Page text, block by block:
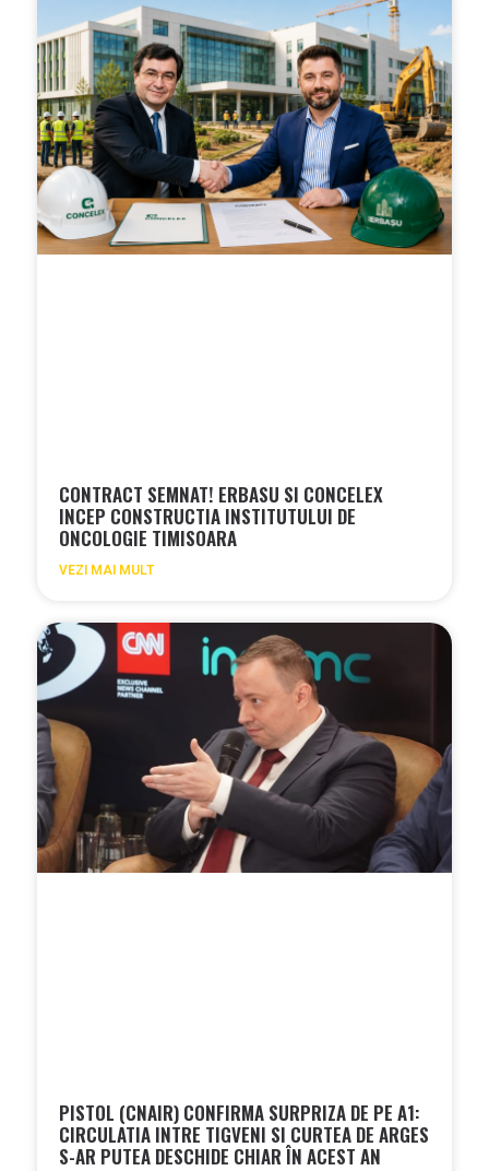
CONTRACT SEMNAT! ERBASU SI CONCELEX
INCEP CONSTRUCTIA INSTITUTULUI DE
ONCOLOGIE TIMISOARA
VEZI MAI MULT
PISTOL (CNAIR) CONFIRMA SURPRIZA DE PE A1:
CIRCULATIA INTRE TIGVENI SI CURTEA DE ARGES
S-AR PUTEA DESCHIDE CHIAR ÎN ACEST AN